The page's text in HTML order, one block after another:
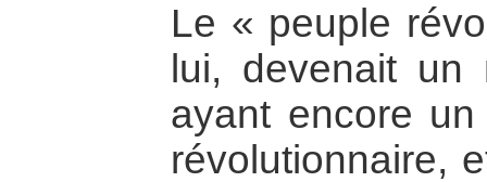
Le « peuple
lui, devenait un
ayant encore
révolutionnaire,